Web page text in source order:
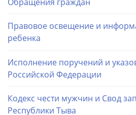
Правовое освещение и
ребенка
Исполнение поручений и
Российской Федерации
Кодекс чести мужчин и Cвод
Республики Тыва